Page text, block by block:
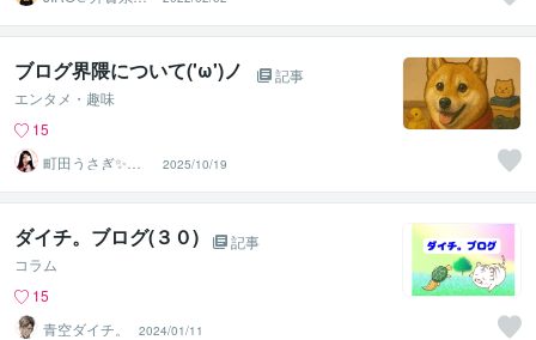
ンサル・英語育
児
ブログ界隈について('ω')ノ
記事
エンタメ・趣味
15
町田うさぎ✨閃
光の幸せ届け人
♡怪談師⛩️
2025/10/19
ダイチ。ブログ(３０)
記事
コラム
15
青空ダイチ。
2024/01/11